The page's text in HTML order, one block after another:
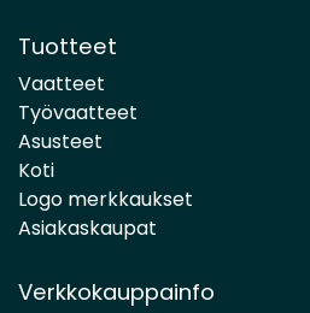
Tuotteet
Vaatteet
Työvaatteet
Asusteet
Koti
Logo merkkaukset
Asiakaskaupat
Verkkokauppainfo